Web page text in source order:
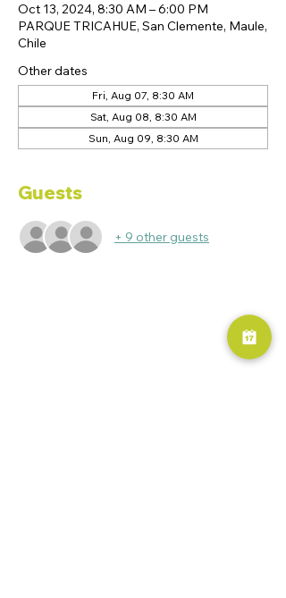
Oct 13, 2024, 8:30 AM – 6:00 PM
PARQUE TRICAHUE, San Clemente, Maule,
Chile
Other dates
Fri, Aug 07, 8:30 AM
Sat, Aug 08, 8:30 AM
Sun, Aug 09, 8:30 AM
Guests
+ 9 other guests